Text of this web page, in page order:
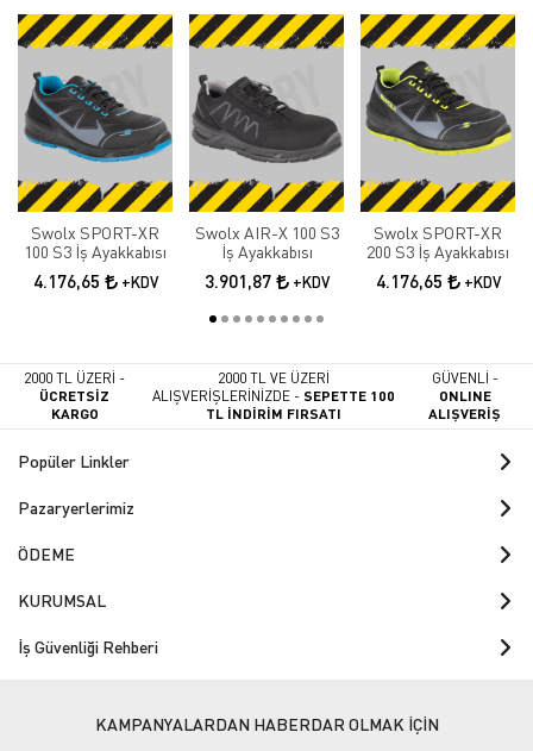
Swolx SPORT-XR
100 S3 İş Ayakkabısı
4.176,65 +KDV
Swolx AIR-X 100 S3
İş Ayakkabısı
3.901,87 +KDV
Swolx SPORT-XR
200 S3 İş Ayakkabısı
4.176,65 +KDV
2000 TL ÜZERİ -
ÜCRETSİZ
KARGO
2000 TL VE ÜZERİ
ALIŞVERİŞLERİNİZDE -SEPETTE 100
TL İNDİRİM FIRSATI
GÜVENLİ -
ONLINE
ALIŞVERİŞ
Popüler Linkler
Pazaryerlerimiz
ÖDEME
KURUMSAL
İş Güvenliği Rehberi
KAMPANYALARDAN HABERDAR OLMAK İÇİN